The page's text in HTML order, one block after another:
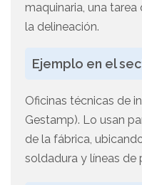
maquinaria, una
la delineación.
Ejemplo en el
Oficinas técnicas de
Gestamp). Lo usan
de la fábrica,
soldadura y líneas de